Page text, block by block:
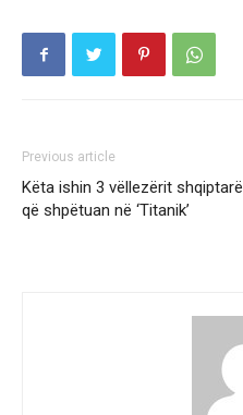
Previous article
Këta ishin 3 vëllezërit shqiptarë
që shpëtuan në ‘Titanik’